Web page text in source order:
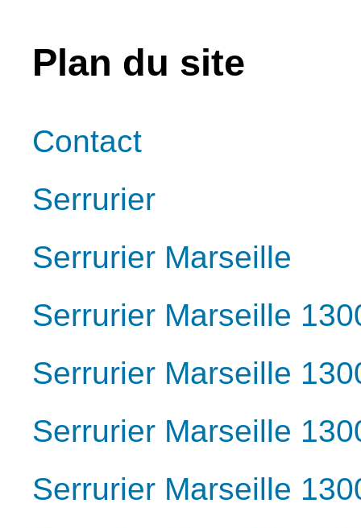
Plan du site
Contact
Serrurier
Serrurier Marseille
Serrurier Marseille
Serrurier Marseille
Serrurier Marseille
Serrurier Marseille